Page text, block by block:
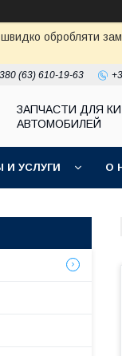
обробляти
(63) 610-19-63
ЗАПЧАСТИ ДЛЯ
АВТОМОБИЛЕЙ
И УСЛУГИ О